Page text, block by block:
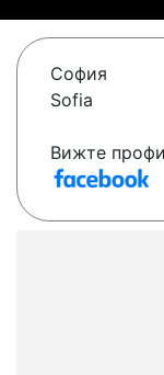
София
Sofia
Вижте